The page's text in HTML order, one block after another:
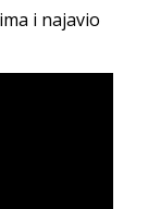
i najavio